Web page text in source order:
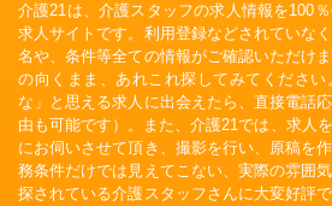
介護21は、介護スタッフの求人情報を100
求人サイトです。利用登録などされていな
名や、条件等全ての情報がご確認いただけ
の向くまま、あれこれ探してみてくださ
な」と思える求人に出会えたら、直接電話
由も可能です）。また、介護21では、求人
にお伺いさせて頂き、撮影を行い、原稿を
務条件だけでは見えてこない、実際の雰囲
探されている介護スタッフさんに大変好評